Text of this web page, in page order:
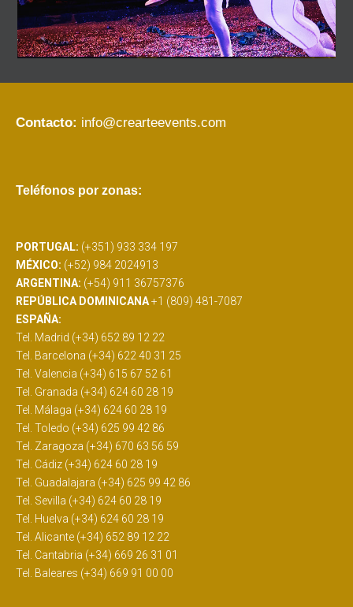
Contacto: info@crearteevents.com
Teléfonos por zonas:
PORTUGAL: (+351) 933 334 197
MÉXICO: (+52) 984 2024913
ARGENTINA: (+54) 911 36757376
REPÚBLICA DOMINICANA+1 (809) 481-7087
ESPAÑA:
Tel. Madrid (+34) 652 89 12 22
Tel. Barcelona (+34) 622 40 31 25
Tel. Valencia (+34) 615 67 52 61
Tel. Granada (+34) 624 60 28 19
Tel. Málaga (+34) 624 60 28 19
Tel. Toledo (+34) 625 99 42 86
Tel. Zaragoza (+34) 670 63 56 59
Tel. Cádiz (+34) 624 60 28 19
Tel. Guadalajara (+34) 625 99 42 86
Tel. Sevilla (+34) 624 60 28 19
Tel. Huelva (+34) 624 60 28 19
Tel. Alicante (+34) 652 89 12 22
Tel. Cantabria (+34) 669 26 31 01
Tel. Baleares (+34) 669 91 00 00